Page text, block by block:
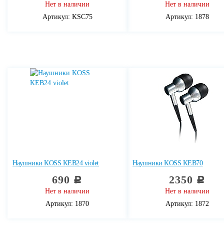
Нет в наличии
Артикул: KSC75
Нет в наличии
Артикул: 1878
Наушники KOSS KEB24 violet
690 c
Нет в наличии
Артикул: 1870
Наушники KOSS KEB70
2350 c
Нет в наличии
Артикул: 1872